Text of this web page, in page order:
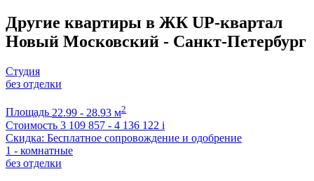
Другие квартиры в ЖК UP-квартал
Новый Московский - Санкт-Петербург
Студия
без отделки
Площадь 22.99 - 28.93 м2
Стоимость 3 109 857 - 4 136 122 i
Скидка: Бесплатное сопровождение и одобрение
1 - комнатные
без отделки